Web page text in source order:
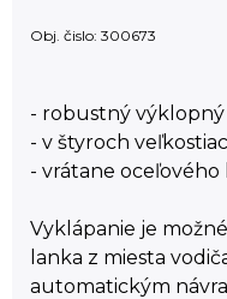
Obj. čislo: 300673
- robustný
- v štyroch
- vrátane oceľového
Vyklápanie je
lanka z miesta
automatickým